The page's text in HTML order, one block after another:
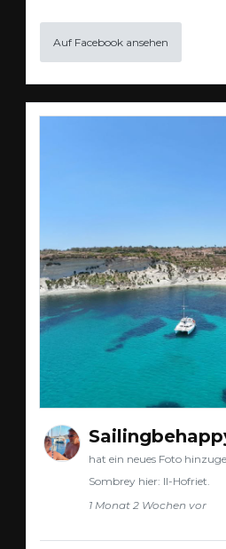
Auf Facebook ansehen
hat ein neues Foto
Sombrey hier: Il-Hofriet.
1 Monat 2 Wochen vor